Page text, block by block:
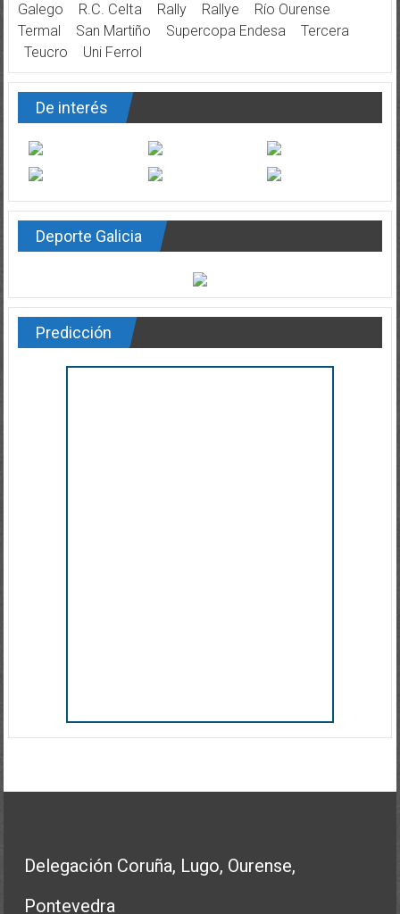
Galego
R.C. Celta Rally Rallye
Río Ourense
Termal
San Martiño Supercopa Endesa
Tercera
Teucro
Uni Ferrol
De interés
Deporte Galicia
Predicción
Delegación Coruña, Lugo, Ourense,
Pontevedra